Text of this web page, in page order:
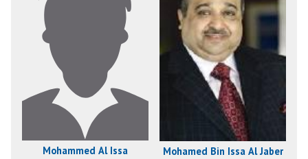
Mohammed Al Issa Mohamed Bin Issa Al Jaber